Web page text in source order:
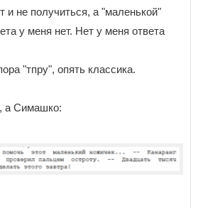
и не получиться, а "маленькой"
у меня нет. Нет у меня ответа
"тпру", опять классика.
а Симашко: